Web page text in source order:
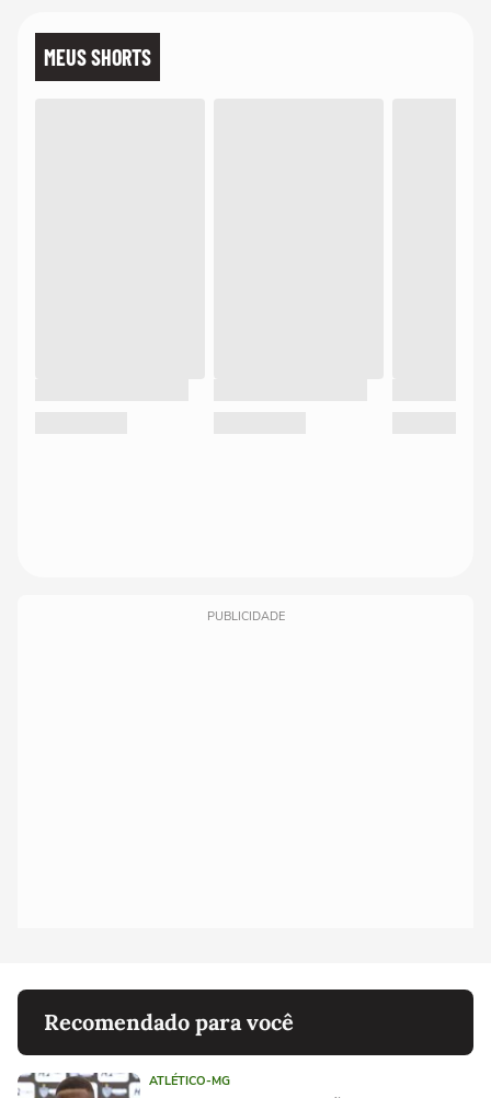
MEUS SHORTS
PUBLICIDADE
Recomendado para você
ATLÉTICO-MG